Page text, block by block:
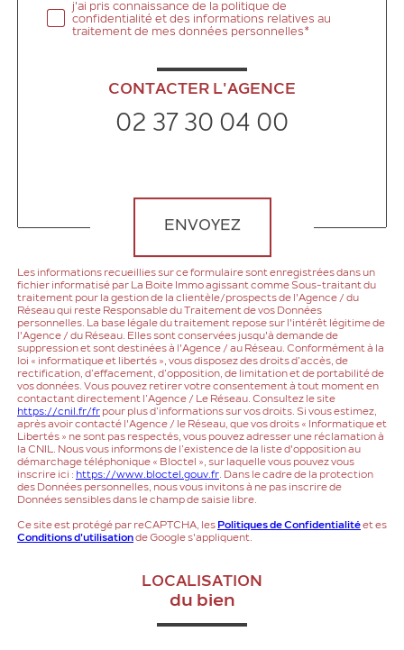
j'ai pris connaissance de la politique de
confidentialité et des informations relatives au
traitement de mes données personnelles*
CONTACTER L'AGENCE
02 37 30 04 00
ENVOYEZ
Les informations recueillies sur ce formulaire sont enregistrées dans un
fichier informatisé par La Boite Immo agissant comme Sous-traitant du
traitement pour la gestion de la clientèle/prospects de l'Agence / du
Réseau qui reste Responsable du Traitement de vos Données
personnelles. La base légale du traitement repose sur l'intérêt légitime de
l'Agence / du Réseau. Elles sont conservées jusqu'à demande de
suppression et sont destinées à l'Agence / au Réseau. Conformément à la
loi « informatique et libertés », vous disposez des droits d’accès, de
rectification, d’effacement, d’opposition, de limitation et de portabilité de
vos données. Vous pouvez retirer votre consentement à tout moment en
contactant directement l’Agence / Le Réseau. Consultez le site
https://cnil.fr/fr pour plus d’informations sur vos droits. Si vous estimez,
après avoir contacté l'Agence / le Réseau, que vos droits « Informatique et
Libertés » ne sont pas respectés, vous pouvez adresser une réclamation à
la CNIL. Nous vous informons de l’existence de la liste d'opposition au
démarchage téléphonique « Bloctel », sur laquelle vous pouvez vous
inscrire ici : https://www.bloctel.gouv.fr. Dans le cadre de la protection
des Données personnelles, nous vous invitons à ne pas inscrire de
Données sensibles dans le champ de saisie libre.
Ce site est protégé par reCAPTCHA, les Politiques de Confidentialitéet es
Conditions d'utilisationde Google s'appliquent.
LOCALISATION
du bien